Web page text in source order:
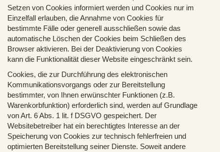
Setzen von Cookies informiert werden und Cookies nur im
Einzelfall erlauben, die Annahme von Cookies für
bestimmte Fälle oder generell ausschließen sowie das
automatische Löschen der Cookies beim Schließen des
Browser aktivieren. Bei der Deaktivierung von Cookies
kann die Funktionalität dieser Website eingeschränkt sein.
Cookies, die zur Durchführung des elektronischen
Kommunikationsvorgangs oder zur Bereitstellung
bestimmter, von Ihnen erwünschter Funktionen (z.B.
Warenkorbfunktion) erforderlich sind, werden auf Grundlage
von Art. 6 Abs. 1 lit. f DSGVO gespeichert. Der
Websitebetreiber hat ein berechtigtes Interesse an der
Speicherung von Cookies zur technisch fehlerfreien und
optimierten Bereitstellung seiner Dienste. Soweit andere